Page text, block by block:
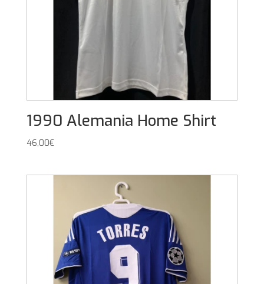
1990 Alemania Home Shirt
46,00€